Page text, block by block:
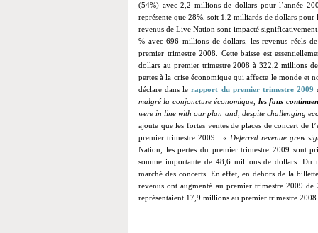
(54%) avec 2,2 millions de dollars pour l’année
représente que 28%, soit 1,2 milliards de dollars
revenus de Live Nation sont impacté
% avec 696 millions de dollars, les revenus réels
premier trimestre 2008. Cette baisse est
dollars au premier trimestre 2008 à 322,2 millions
pertes à la crise économique qui affecte le monde et
déclare dans lerapport du premier trimestre 2009
malgré la conjoncture économique, les fans
were in line with our plan and, despite challenging
ajoute que les fortes ventes de places de concert de
premier trimestre 2009 : « Deferred revenue grew
Nation, les pertes du premier trimestre 2009 sont
somme importante de 48,6 millions de dollars. Du
marché des concerts. En effet, en dehors de la
revenus ont augmenté au premier trimestre 2009
représentaient 17,9 millions au premier trimestre 2008.